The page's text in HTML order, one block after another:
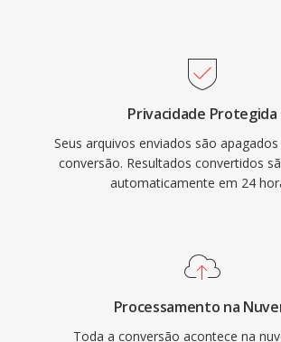
Privacidade Protegida
Seus arquivos enviados são
conversão. Resultados convertidos
automaticamente em 24
Processamento na
Toda a conversão acontece na